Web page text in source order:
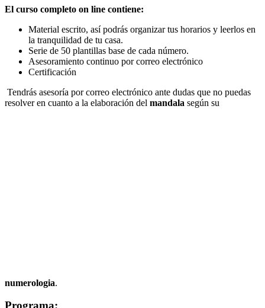
El curso completo on line contiene:
Material escrito, así podrás organizar tus horarios y leerlos en
la tranquilidad de tu casa.
Serie de 50 plantillas base de cada número.
Asesoramiento continuo por correo electrónico
Certificación
Tendrás asesoría por correo electrónico ante dudas que no puedas
resolver en cuanto a la elaboración del mandala según su
numerologia.
Programa: